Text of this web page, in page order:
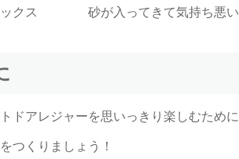
クス 砂が入ってきて気持ち悪い
ドアレジャーを思いっきり楽しむために
つくりましょう！